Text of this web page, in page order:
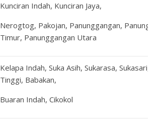
Kunciran Indah, Kunciran Jaya,
Nerogtog, Pakojan, Panunggangan,
Timur, Panunggangan Utara
Kelapa Indah, Suka Asih, Sukarasa, Sukasari,
Tinggi, Babakan,
Buaran Indah, Cikokol